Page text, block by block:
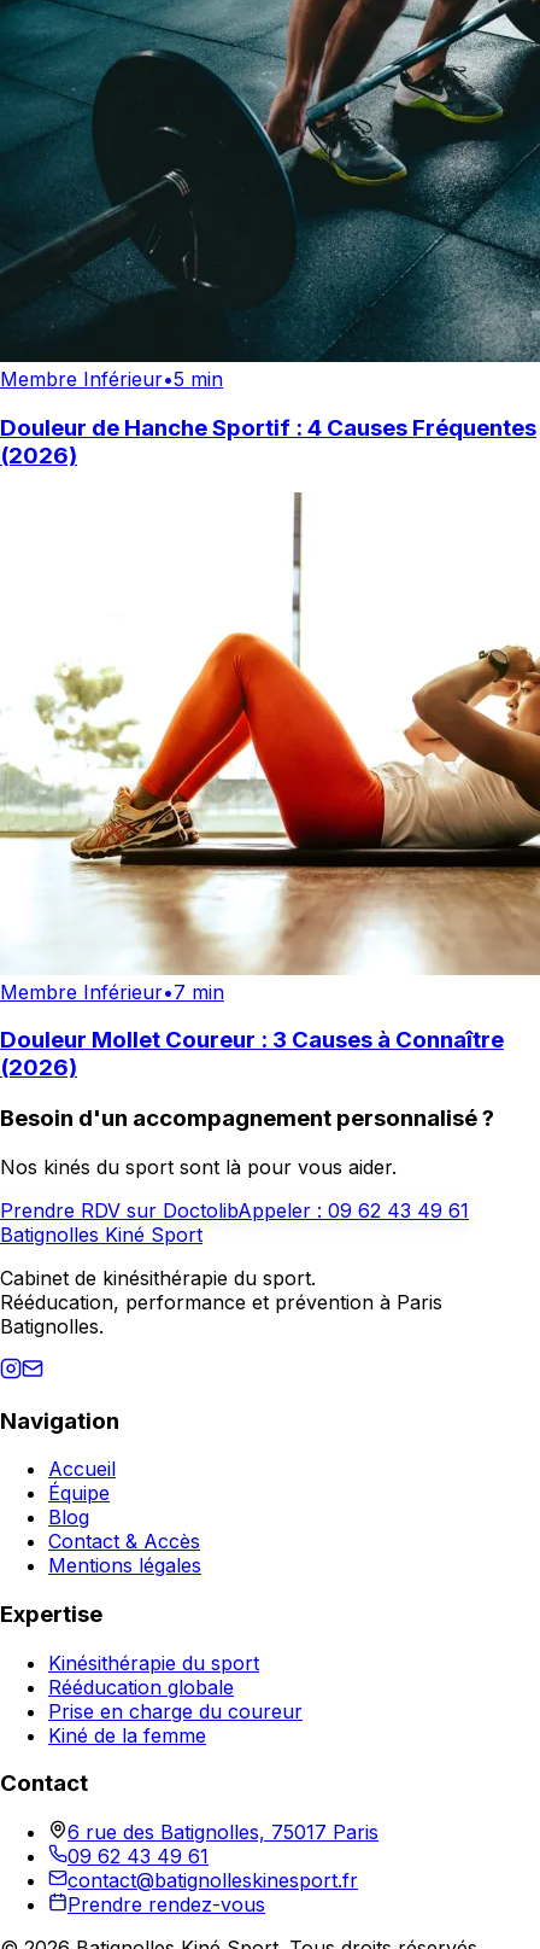
Membre Inférieur•5 min
Douleur de Hanche Sportif : 4 Causes Fréquentes
(2026)
Membre Inférieur•7 min
Douleur Mollet Coureur : 3 Causes à Connaître
(2026)
Besoin d'un accompagnement personnalisé ?
Nos kinés du sport sont là pour vous aider.
Prendre RDV sur DoctolibAppeler : 09 62 43 49 61
Batignolles Kiné Sport
Cabinet de kinésithérapie du sport.
Rééducation, performance et prévention à Paris
Batignolles.
Navigation
Accueil
Équipe
Blog
Contact & Accès
Mentions légales
Expertise
Kinésithérapie du sport
Rééducation globale
Prise en charge du coureur
Kiné de la femme
Contact
6 rue des Batignolles, 75017 Paris
09 62 43 49 61
contact@batignolleskinesport.fr
Prendre rendez-vous